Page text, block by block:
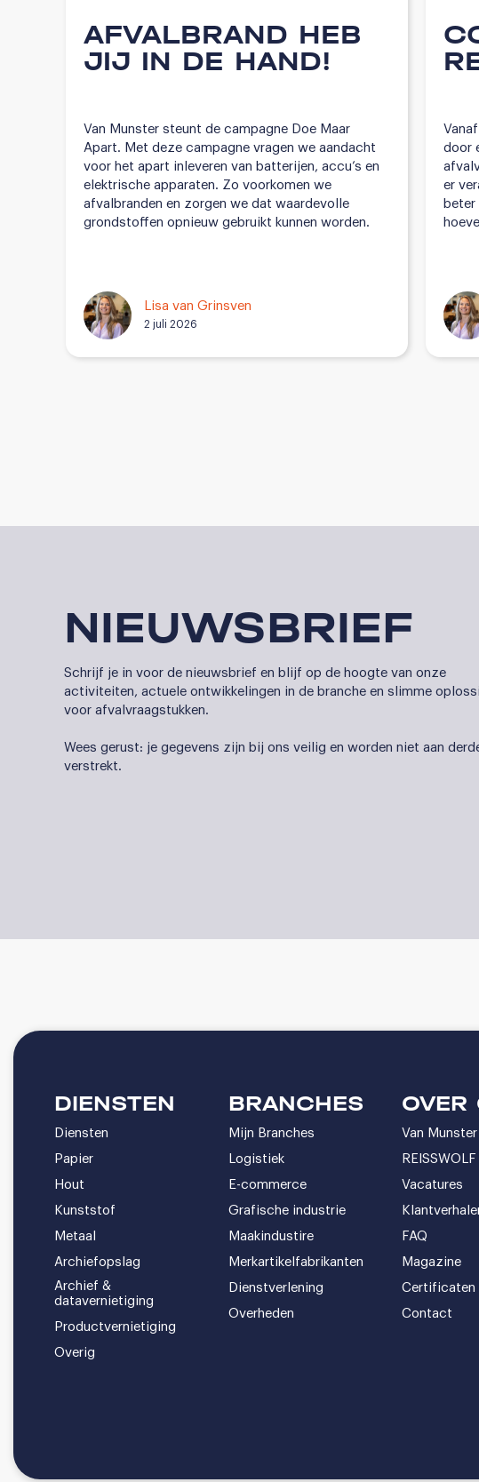
AFVALBRAND HEB
JIJ IN DE HAND!
Van Munster steunt de campagne Doe Maar
Apart. Met deze campagne vragen we aandacht
voor het apart inleveren van batterijen, accu’s en
elektrische apparaten. Zo voorkomen we
afvalbranden en zorgen we dat waardevolle
grondstoffen opnieuw gebruikt kunnen worden.
Lisa van Grinsven
2 juli 2026
door
er
beter
NIEUWSBRIEF
Schrijf je in voor de nieuwsbrief en blijf op de hoogte van onze
activiteiten, actuele ontwikkelingen in de branche en slimme
voor afvalvraagstukken.
Wees gerust: je gegevens zijn bij ons veilig en worden niet aan
verstrekt.
DIENSTEN
Diensten
Papier
Hout
Kunststof
Metaal
Archiefopslag
Archief &
datavernietiging
Productvernietiging
Overig
BRANCHES
Mijn Branches
Logistiek
E-commerce
Grafische industrie
Maakindustire
Merkartikelfabrikanten
Dienstverlening
Overheden
OVER
Van Munster
REISSWOLF
Vacatures
FAQ
Magazine
Certificaten
Contact